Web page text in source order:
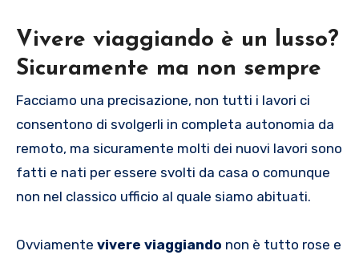
Vivere viaggiando è un lusso?
Sicuramente ma non sempre
Facciamo una precisazione, non tutti i lavori ci
consentono di svolgerli in completa autonomia da
remoto, ma sicuramente molti dei nuovi lavori sono
fatti e nati per essere svolti da casa o comunque
non nel classico ufficio al quale siamo abituati.
Ovviamente vivere viaggiando non è tutto rose e